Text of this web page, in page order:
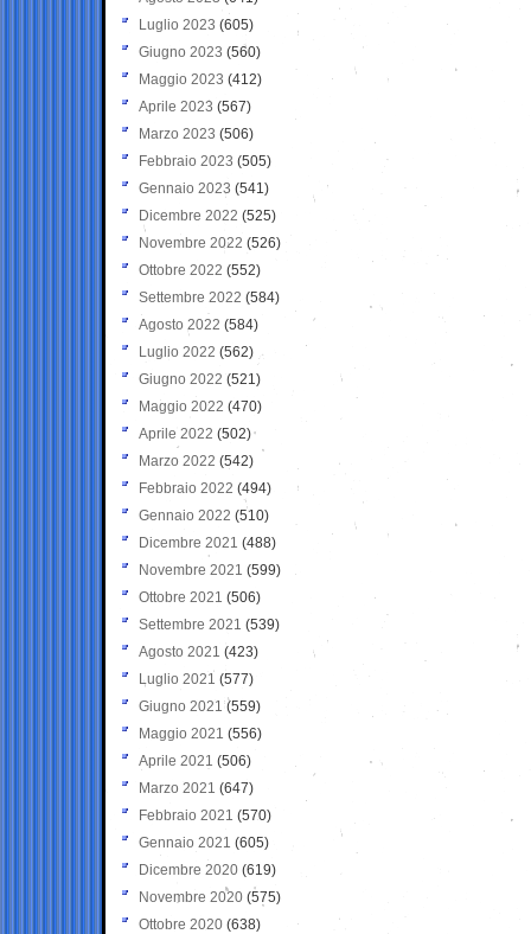
Luglio 2023 (605)
Giugno 2023 (560)
Maggio 2023 (412)
Aprile 2023 (567)
Marzo 2023 (506)
Febbraio 2023 (505)
Gennaio 2023 (541)
Dicembre 2022 (525)
Novembre 2022 (526)
Ottobre 2022 (552)
Settembre 2022 (584)
Agosto 2022 (584)
Luglio 2022 (562)
Giugno 2022 (521)
Maggio 2022 (470)
Aprile 2022 (502)
Marzo 2022 (542)
Febbraio 2022 (494)
Gennaio 2022 (510)
Dicembre 2021 (488)
Novembre 2021 (599)
Ottobre 2021 (506)
Settembre 2021 (539)
Agosto 2021 (423)
Luglio 2021 (577)
Giugno 2021(559)
Maggio 2021 (556)
Aprile 2021 (506)
Marzo 2021 (647)
Febbraio 2021 (570)
Gennaio 2021 (605)
Dicembre 2020 (619)
Novembre 2020 (575)
Ottobre 2020 (638)